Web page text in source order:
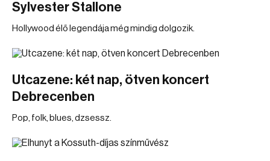
Sylvester Stallone
Hollywood élő legendája még mindig dolgozik.
Utcazene: két nap, ötven koncert
Debrecenben
Pop, folk, blues, dzsessz.